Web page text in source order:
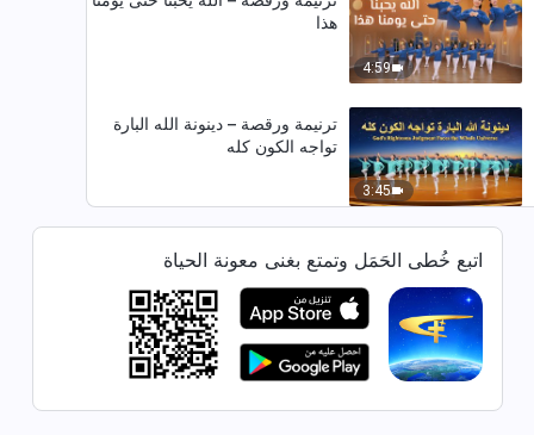
4:59
هذا
3:45
ترنيمة ورقصة – دينونة الله البارة
تواجه الكون كله
ترنيمة ورقصة – أولئك الذين يحبون
الحق مُباركون
ترنيمة ورقصة – الله يسعى لروحك
اتبع خُطى الحَمَل وتمتع بغنى معونة الحياة